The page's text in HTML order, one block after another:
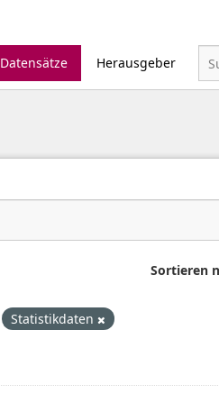
Datensätze
Herausgeber
Sortieren
Statistikdaten